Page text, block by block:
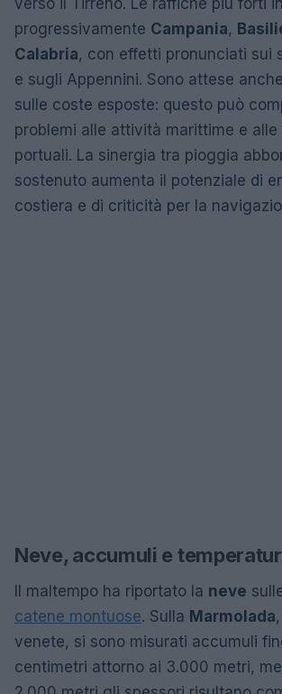
verso il Tirreno. Le raffiche più forti
progressivamente Campania,
Calabria, con effetti pronunciati sui
e sugli Appennini. Sono attese anche
sulle coste esposte: questo può
problemi alle attività marittime e
portuali. La sinergia tra pioggia
sostenuto aumenta il potenziale di
costiera e di criticità per la
Neve, accumuli e
Il maltempo ha riportato la neve
catene montuose. Sulla Marmolada
venete, si sono misurati accumuli
centimetri attorno ai 3.000 metri,